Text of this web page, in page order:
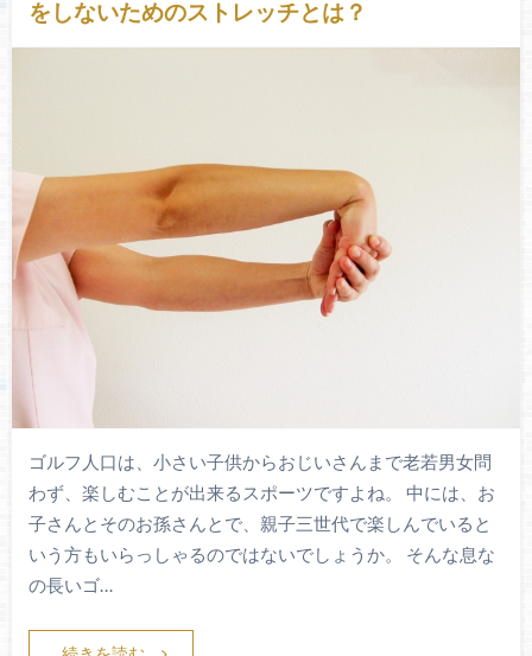
をしないためのストレッチとは？
ゴルフ人口は、小さい子供からおじいさんまで老若男女問
わず、楽しむことが出来るスポーツですよね。 中には、お
子さんとそのお孫さんとで、親子三世代で楽しんでいると
いう方もいらっしゃるのではないでしょうか。 そんな息な
の長いゴ…